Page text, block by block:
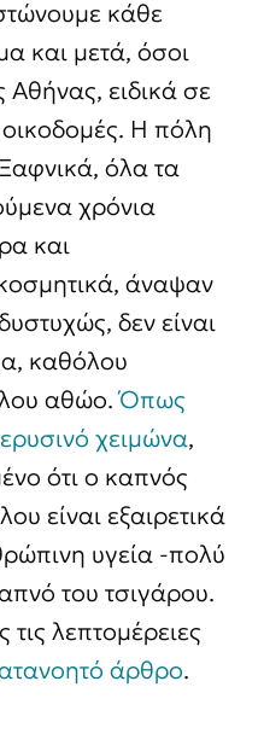
κάθε
και μετά, όσοι
Αθήνας, ειδικά σε
Η πόλη
όλα τα
χρόνια
και
άναψαν
δεν είναι
καθόλου
αθώο.Όπως
χειμώνα,
ότι ο καπνός
είναι εξαιρετικά
υγεία -πολύ
του τσιγάρου.
λεπτομέρειες
άρθρο.